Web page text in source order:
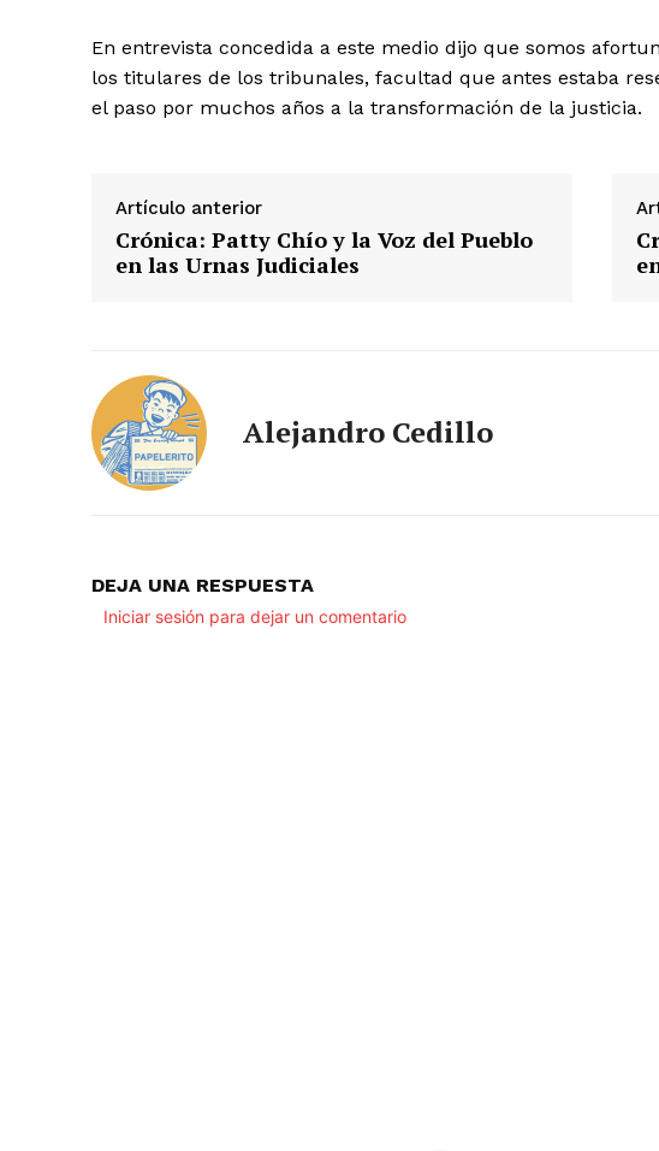
En entrevista concedida a este medio dijo que somos
los titulares de los tribunales, facultad que antes estaba
el paso por muchos años a la transformación de la justicia.
Artículo anterior
Crónica: Patty Chío y la Voz del Pueblo
en las Urnas Judiciales
Alejandro Cedillo
DEJA UNA RESPUESTA
Iniciar sesión para dejar un comentario